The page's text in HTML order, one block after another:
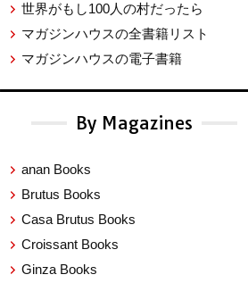
世界がもし100人の村だったら
マガジンハウスの全書籍リスト
マガジンハウスの電子書籍
By Magazines
anan Books
Brutus Books
Casa Brutus Books
Croissant Books
Ginza Books